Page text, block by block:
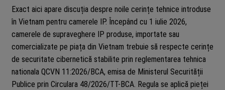
Exact aici apare discuția despre noile cerințe tehnice introduse
în Vietnam pentru camerele IP. Începând cu 1 iulie 2026,
camerele de supraveghere IP produse, importate sau
comercializate pe piața din Vietnam trebuie să respecte cerințe
de securitate cibernetică stabilite prin reglementarea tehnica
nationala QCVN 11:2026/BCA, emisa de Ministerul Securității
Publice prin Circulara 48/2026/TT-BCA. Regula se aplică pieței